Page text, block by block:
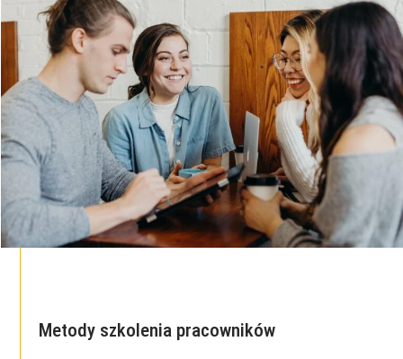
Metody szkolenia pracowników